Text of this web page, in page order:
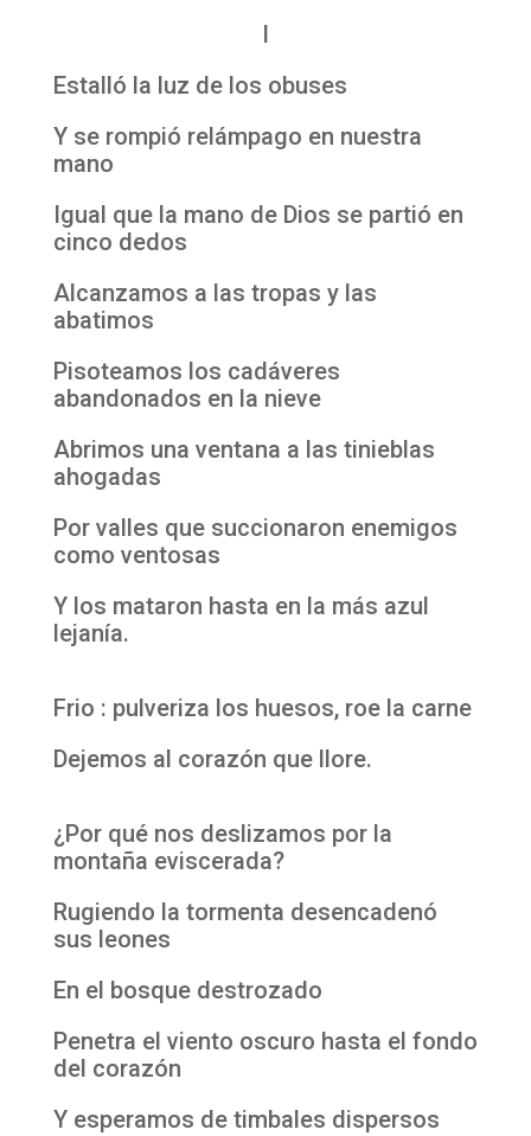
I
Estalló la luz de los obuses
Y se rompió relámpago en nuestra
mano
Igual que la mano de Dios se partió en
cinco dedos
Alcanzamos a las tropas y las
abatimos
Pisoteamos los cadáveres
abandonados en la nieve
Abrimos una ventana a las tinieblas
ahogadas
Por valles que succionaron enemigos
como ventosas
Y los mataron hasta en la más azul
lejanía.
Frio : pulveriza los huesos, roe la carne
Dejemos al corazón que llore.
¿Por qué nos deslizamos por la
montaña eviscerada?
Rugiendo la tormenta desencadenó
sus leones
En el bosque destrozado
Penetra el viento oscuro hasta el fondo
del corazón
Y esperamos de timbales dispersos